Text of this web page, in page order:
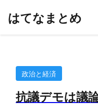
はてなまとめ
政治と経済
抗議デモは議